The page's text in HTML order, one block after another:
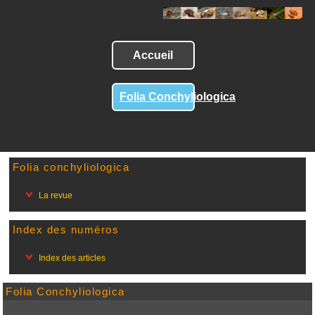
Accueil
Folia Conchyliologica
Folia conchyliologica
La revue
Index des numéros
Index des articles
Folia Conchyliologica